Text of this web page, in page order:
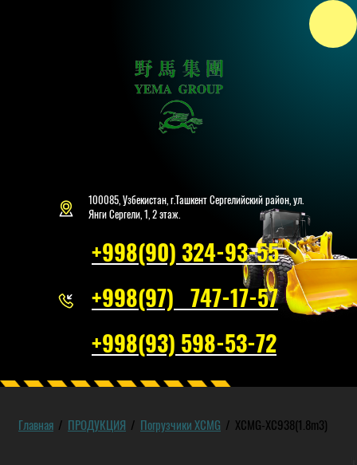
100085, Узбекистан, г.Ташкент Сергелийский район, ул.
Янги Сергели, 1, 2 этаж.
+998(90) 324-93-55
+998(97) 747-17-57
+998(93) 598-53-72
Главная / ПРОДУКЦИЯ / Погрузчики XCMG / XCMG-XC938(1.8m3)